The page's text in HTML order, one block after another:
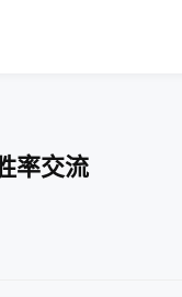
率交流